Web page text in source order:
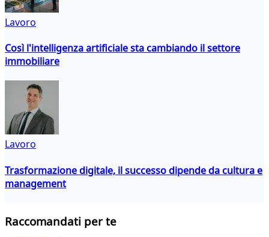
Lavoro
Così l'intelligenza artificiale sta cambiando il settore
immobiliare
Lavoro
Trasformazione digitale, il successo dipende da cultura e
management
Raccomandati per te